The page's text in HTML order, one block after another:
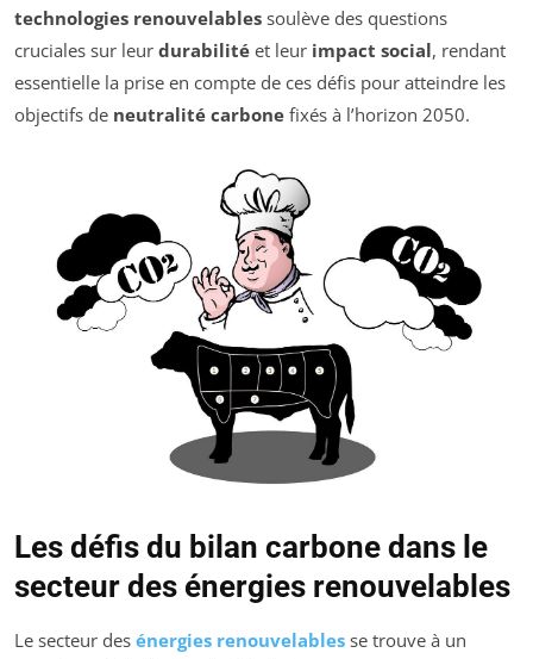
technologies renouvelables soulève des questions
cruciales sur leur durabilité et leur impact social, rendant
essentielle la prise en compte de ces défis pour atteindre les
objectifs de neutralité carbone fixés à l’horizon 2050.
Les défis du bilan carbone dans le
secteur des énergies renouvelables
Le secteur des énergies renouvelables se trouve à un